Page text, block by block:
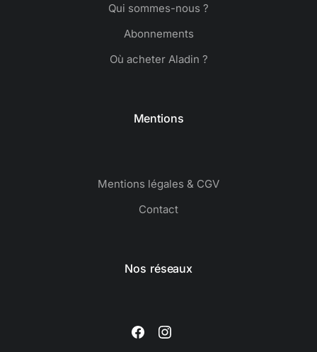
Qui sommes-nous ?
Abonnements
Où acheter Aladin ?
Mentions
Mentions légales & CGV
Contact
Nos réseaux